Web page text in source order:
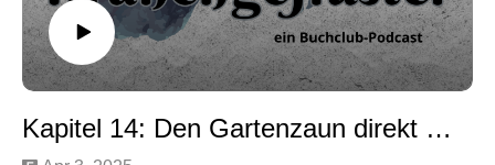
Kapitel 14: Den Gartenzaun direkt ins Gesicht